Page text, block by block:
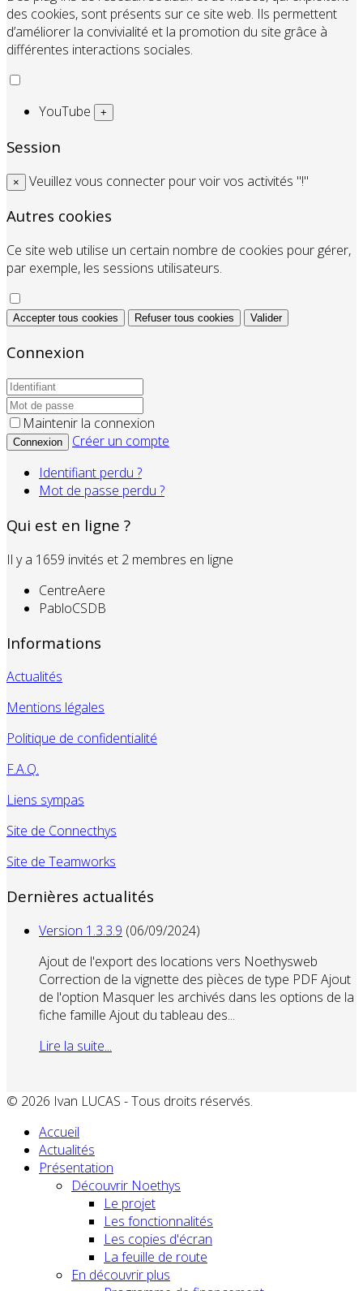
des cookies, sont présents sur ce site web. Ils permettent
d’améliorer la convivialité et la promotion du site grâce à
différentes interactions sociales.
YouTube +
Session
× Veuillez vous connecter pour voir vos activités "!"
Autres cookies
Ce site web utilise un certain nombre de cookies pour gérer,
par exemple, les sessions utilisateurs.
Accepter tous cookies Refuser tous cookies Valider
Connexion
Maintenir la connexion
Connexion
Créer un compte
Identifiant perdu ?
Mot de passe perdu ?
Qui est en ligne ?
Il y a 1659 invités et 2 membres en ligne
CentreAere
PabloCSDB
Informations
Actualités
Mentions légales
Politique de confidentialité
F.A.Q.
Liens sympas
Site de Connecthys
Site de Teamworks
Dernières actualités
Version 1.3.3.9 (06/09/2024)
Ajout de l'export des locations vers Noethysweb
Correction de la vignette des pièces de type PDF Ajout
de l'option Masquer les archivés dans les options de la
fiche famille Ajout du tableau des...
Lire la suite...
© 2026 Ivan LUCAS - Tous droits réservés.
Accueil
Actualités
Présentation
Découvrir Noethys
Le projet
Les fonctionnalités
Les copies d'écran
La feuille de route
En découvrir plus